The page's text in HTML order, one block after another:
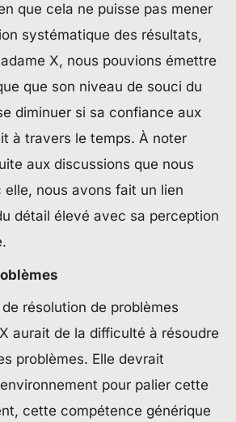
que cela ne puisse pas mener
systématique des résultats,
X, nous pouvions émettre
que son niveau de souci du
diminuer si sa confiance aux
à travers le temps. À noter
aux discussions que nous
nous avons fait un lien
détail élevé avec sa perception
résolution de problèmes
aurait de la difficulté à résoudre
problèmes. Elle devrait
pour palier cette
cette compétence générique